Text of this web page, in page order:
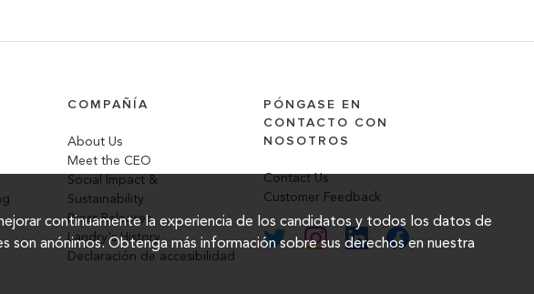
COMPAÑÍA
About Us
Meet the CEO
Social Impact &
Sustainability
Press Releases
Landry's History
Declaración de accesibilidad
PÓNGASE EN
CONTACTO CON
NOSOTROS
Contact Us
Customer Feedback
continuamente la experiencia de los candidatos y todos los datos de
son anónimos. Obtenga más información sobre sus derechos en nuestra